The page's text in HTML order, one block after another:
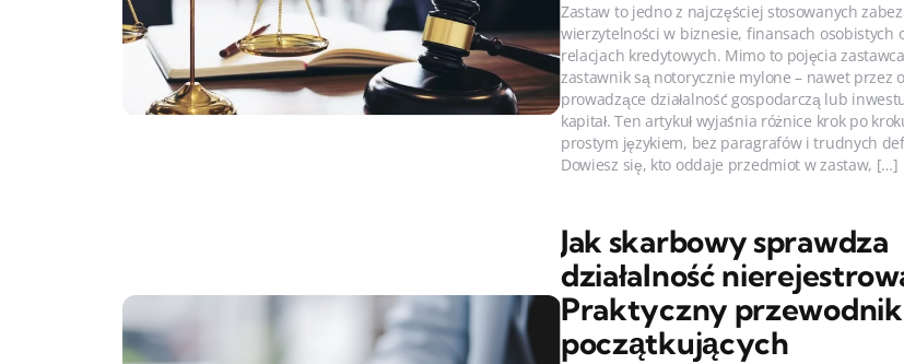
Zastaw to jedno z najczęściej stosowanych
wierzytelności w biznesie, finansach osobistych
relacjach kredytowych. Mimo to pojęcia
zastawnik są notorycznie mylone – nawet przez
prowadzące działalność gospodarczą lub
kapitał. Ten artykuł wyjaśnia różnice krok po
prostym językiem, bez paragrafów i trudnych
Dowiesz się, kto oddaje przedmiot w zastaw, […]
Jak skarbowy sprawdza
działalność
Praktyczny
początkujących